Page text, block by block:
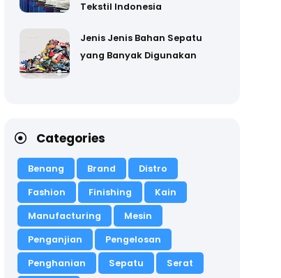
Tekstil Indonesia
Jenis Jenis Bahan Sepatu
yang Banyak Digunakan
Categories
Benang Brand
Distro
Fashion
Finishing
Kain
Manufacturing
Mesin
Penganjian
Pengelosan
Penghanian
Sepatu
Serat